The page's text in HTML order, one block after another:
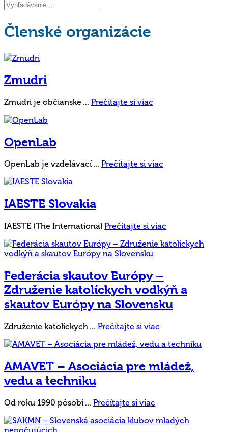
Členské organizácie
Zmudri
Zmudri je občianske ... Prečítajte si viac
OpenLab
OpenLab je vzdelávací ... Prečítajte si viac
IAESTE Slovakia
IAESTE (The International Prečítajte si viac
Federácia skautov Európy –
Združenie katolíckych vodkýň a
skautov Európy na Slovensku
Združenie katolíckych ... Prečítajte si viac
AMAVET – Asociácia pre mládež,
vedu a techniku
Od roku 1990 pôsobí ... Prečítajte si viac